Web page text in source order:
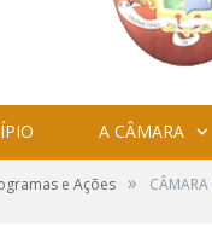
A CÂMARA
e Ações »